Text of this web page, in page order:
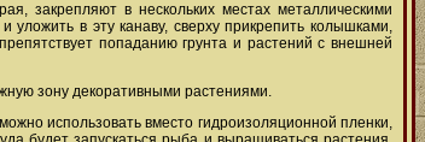
закрепляют в нескольких местах металлическими
в эту канаву, сверху прикрепить колышками,
попаданию грунта и растений с внешней
зону декоративными растениями.
использовать вместо гидроизоляционной пленки,